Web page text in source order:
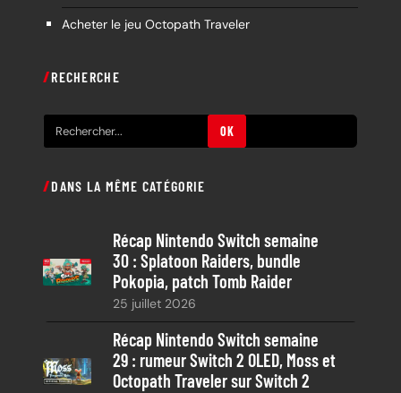
Acheter le jeu Octopath Traveler
RECHERCHE
e
h
c
h
OK
DANS LA MÊME CATÉGORIE
Récap Nintendo Switch semaine
30 : Splatoon Raiders, bundle
Pokopia, patch Tomb Raider
25 juillet 2026
Récap Nintendo Switch semaine
29 : rumeur Switch 2 OLED, Moss et
Octopath Traveler sur Switch 2